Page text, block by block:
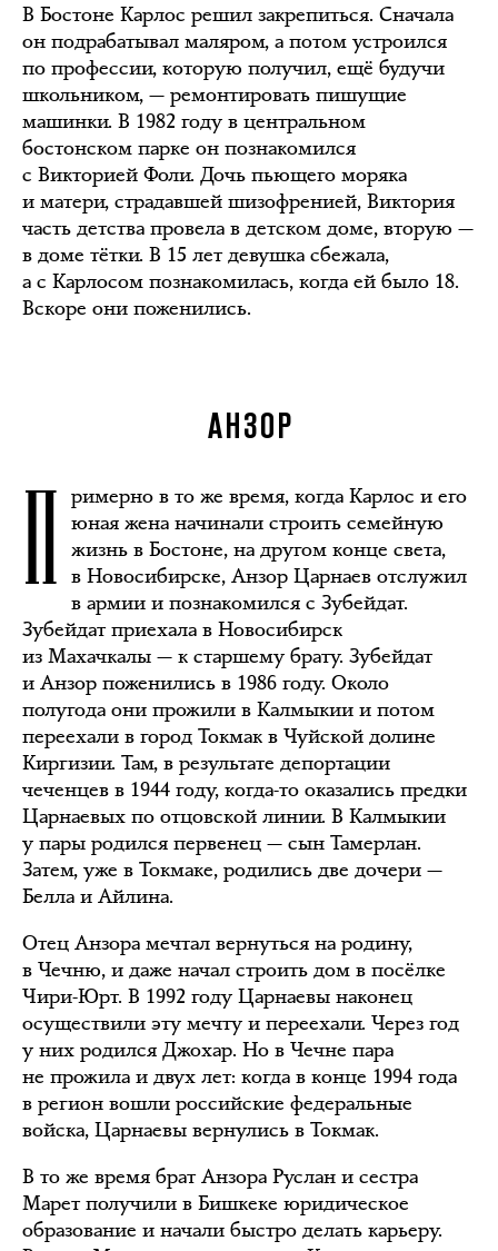
В Бостоне Карлос решил закрепиться. Сначала
он подрабатывал маляром, а потом устроился
по профессии, которую получил, ещё будучи
школьником, — ремонтировать пишущие
машинки. В 1982 году в центральном
бостонском парке он познакомился
с Викторией Фоли. Дочь пьющего моряка
и матери, страдавшей шизофренией, Виктория
часть детства провела в детском доме, вторую —
в доме тётки. В 15 лет девушка сбежала,
а с Карлосом познакомилась, когда ей было 18.
Вскоре они поженились.
АНЗОР
П римерно в то же время, когда Карлос и его
юная жена начинали строить семейную
жизнь в Бостоне, на другом конце света,
в Новосибирске, Анзор Царнаев отслужил
в армии и познакомился с Зубейдат.
Зубейдат приехала в Новосибирск
из Махачкалы — к старшему брату. Зубейдат
и Анзор поженились в 1986 году. Около
полугода они прожили в Калмыкии и потом
переехали в город Токмак в Чуйской долине
Киргизии. Там, в результате депортации
чеченцев в 1944 году, когда-то оказались предки
Царнаевых по отцовской линии. В Калмыкии
у пары родился первенец — сын Тамерлан.
Затем, уже в Токмаке, родились две дочери —
Белла и Айлина.
Отец Анзора мечтал вернуться на родину,
в Чечню, и даже начал строить дом в посёлке
Чири-Юрт. В 1992 году Царнаевы наконец
осуществили эту мечту и переехали. Через год
у них родился Джохар. Но в Чечне пара
не прожила и двух лет: когда в конце 1994 года
в регион вошли российские федеральные
войска, Царнаевы вернулись в Токмак.
В то же время брат Анзора Руслан и сестра
Марет получили в Бишкеке юридическое
образование и начали быстро делать карьеру.